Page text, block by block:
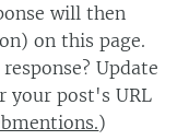
will then
on this page.
Update
your post's URL
)